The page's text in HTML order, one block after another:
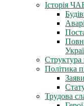
Історія
Структура
Політика
Трудова